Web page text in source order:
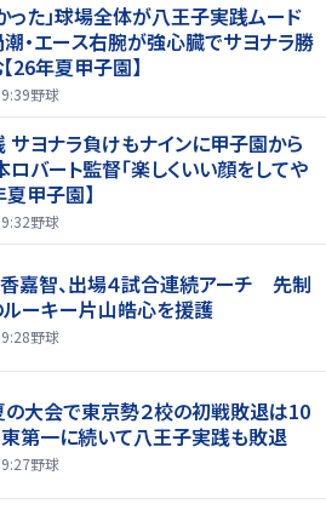
った」球場全体が八王子実践ムード
・エース右腕が強心臓でサヨナラ勝
26年夏甲子園】
野球
サヨナラ負けもナインに甲子園から
バート監督「楽しくいい顔をしてや
夏甲子園】
野球
香嘉智、出場４試合連続アーチ 先制
ーキー片山皓心を援護
野球
の大会で東京勢２校の初戦敗退は10
第一に続いて八王子実践も敗退
野球